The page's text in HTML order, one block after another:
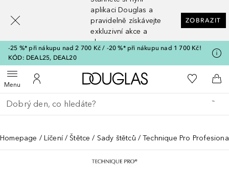
aplikaci Douglas a
pravidelně získávejte
exkluzivní akce a
slevy
ZOBRAZIT
-25 %* při nákupu nad 2 700 Kč / -20 %* při nákupu nad 1 700 Kč!
KÓD: DEAL25, DEAL20
MenuOtevřít menuK mému účtu
Domů K mému
Do
Vraťte se
Proveďte vyhledávání
Homepage Líčení Štětce Sady štětců Technique Pro
[navigation.slideout.screenreader]